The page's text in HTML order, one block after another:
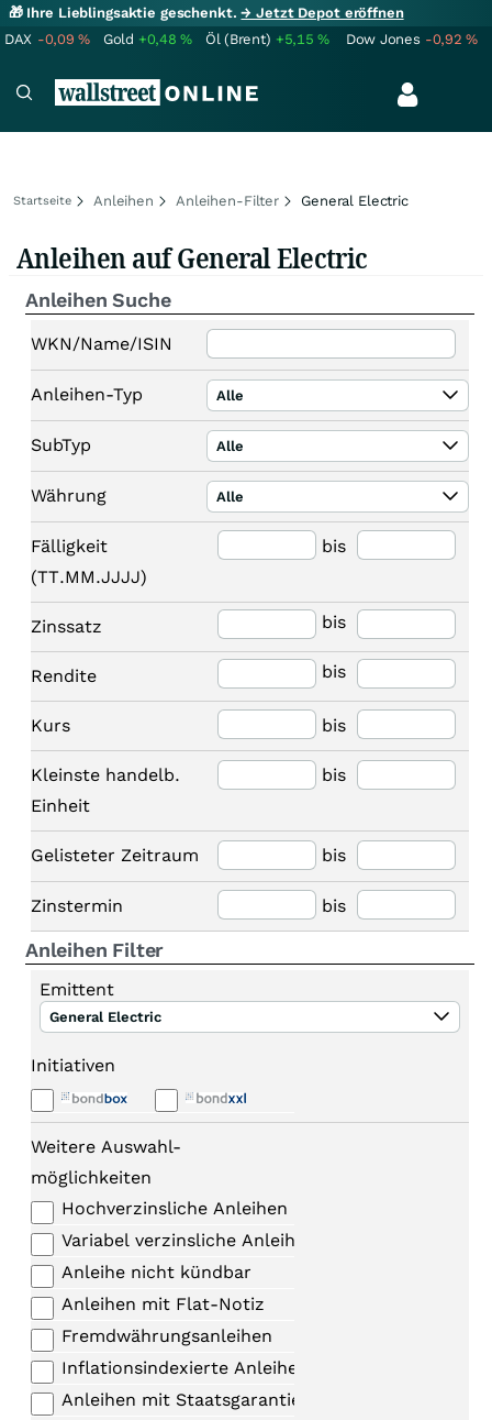
🎁 Ihre Lieblingsaktie geschenkt.→ Jetzt Depot eröffnen
DAX -0,09% Gold +0,48% Öl (Brent) +5,15% Dow Jones -0,92%
Startseite Anleihen Anleihen-Filter General Electric
Anleihen auf General Electric
Anleihen Suche
WKN/Name/ISIN
Anleihen-Typ Alle
SubTyp Alle
Währung Alle
Fälligkeit
(TT.MM.JJJJ)
bis
Zinssatz bis
Rendite bis
Kurs bis
Kleinste handelb.
Einheit
bis
Gelisteter Zeitraum bis
Zinstermin bis
Anleihen Filter
Emittent
General Electric
Initiativen
Weitere Auswahl-
möglichkeiten
Hochverzinsliche Anleihen
Variabel verzinsliche Anleihen
Anleihe nicht kündbar
Anleihen mit Flat-Notiz
Fremdwährungsanleihen
Inflationsindexierte Anleihen
Anleihen mit Staatsgarantie